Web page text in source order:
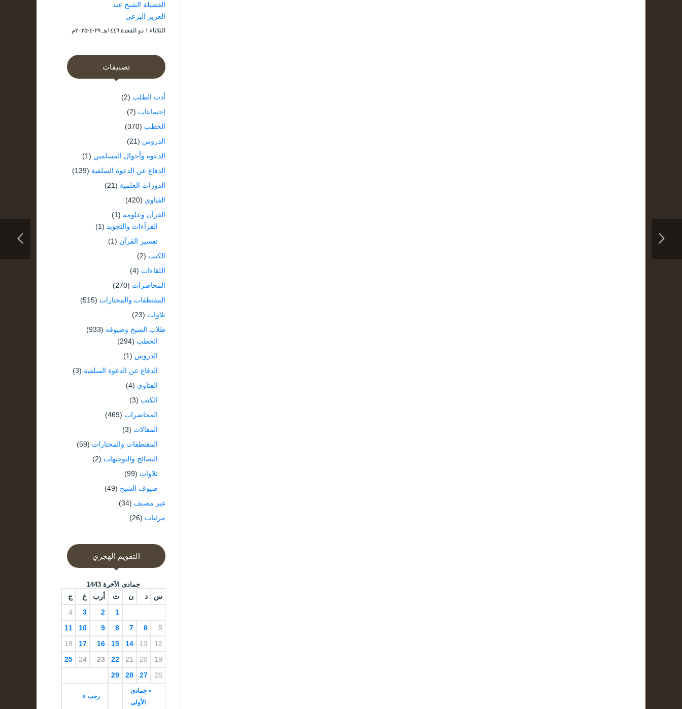
الفضيلة الشيخ عبد
العزيز البرعي
الثلاثاء ۱ ذو القعدة ۱٤٤٦هـ ۲۹-٤-۲۰۲۵م
تصنيفات
أدب الطلب (2)
إجتماعات (2)
الخطب (370)
الدروس (21)
الدعوة وأحوال المسلمين (1)
الدفاع عن الدعوة السلفية (139)
الدورات العلمية (21)
الفتاوى (420)
القرآن وعلومه (1)
القرآءات والتجويد (1)
تفسير القرآن (1)
الكتب (2)
اللقاءات (4)
المحاضرات (270)
المقتطفات والمختارات (515)
تلاوات (23)
طلاب الشيخ وضيوفه (933)
الخطب (294)
الدروس (1)
الدفاع عن الدعوة السلفية (3)
الفتاوى (4)
الكتب (3)
المحاضرات (469)
المقالات (3)
المقتطفات والمختارات (59)
النصائح والتوجيهات (2)
تلاوات (99)
ضيوف الشيخ (49)
غير مصنف (34)
مرئيات (26)
التقويم الهجري
جمادى الآخرة 1443
س د ن ث أرب خ ج
« جمادى
الأولى
رجب »
1
2
3
4
5
6
7
8
9
10
11
12
13
14
15
16
17
18
19
20
21
22
23
24
25
26
27
28
29